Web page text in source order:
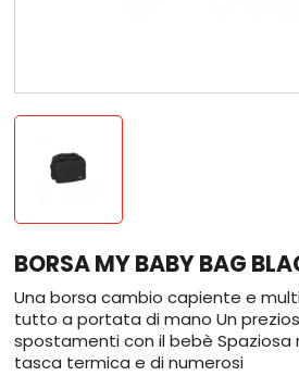
BORSA MY BABY BAG
Una borsa cambio capiente e
tutto a portata di mano Un
spostamenti con il bebè
tasca termica e di numerosi